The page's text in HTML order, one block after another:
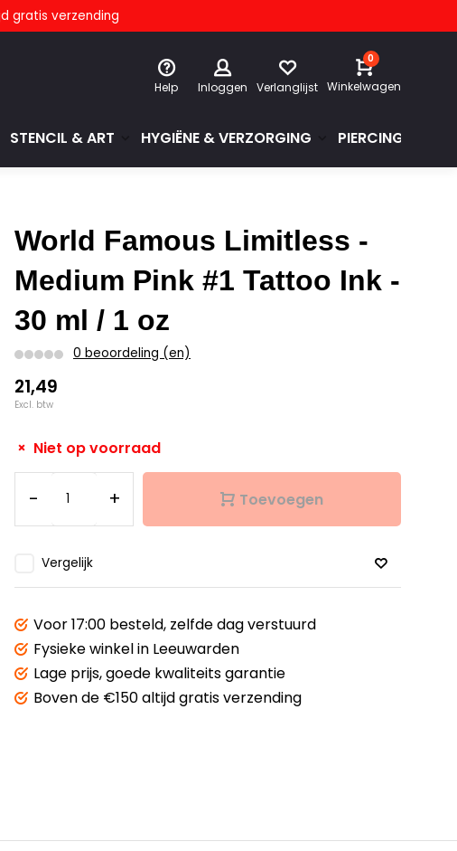
gratis verzending
Help Inloggen Verlanglijst
0
Winkelwagen
STENCIL & ART HYGIËNE & VERZORGING PIERCINGS &
World Famous Limitless -
Medium Pink #1 Tattoo Ink -
30 ml / 1 oz
0 beoordeling (en)
21,49
Excl. btw
Niet op voorraad
- + Toevoegen
Vergelijk
Voor 17:00 besteld, zelfde dag verstuurd
Fysieke winkelin Leeuwarden
Lage prijs,goede kwaliteits garantie
Boven de €150altijd gratis verzending